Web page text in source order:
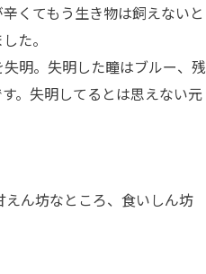
くてもう生き物は飼えないと
た。
明。失明した瞳はブルー、残
。失明してるとは思えない元
ん坊なところ、食いしん坊